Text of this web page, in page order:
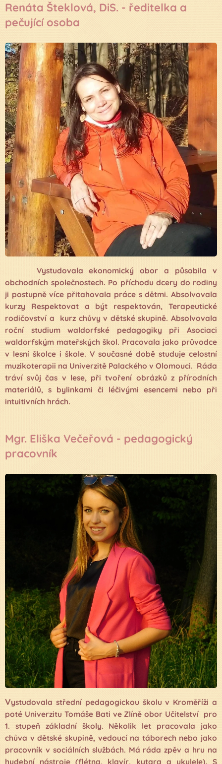
Renáta Šteklová, DiS. - ředitelka a
pečující osoba
Vystudovala ekonomický obor a působila v
obchodních společnostech. Po příchodu dcery do rodiny
ji postupně více přitahovala práce s dětmi. Absolvovala
kurzy Respektovat a být respektován, Terapeutické
rodičovství a kurz chůvy v dětské skupině. Absolvovala
roční studium waldorfské pedagogiky při Asociaci
waldorfským mateřských škol. Pracovala jako průvodce
v lesní školce i škole. V současné době studuje celostní
muzikoterapii na Univerzitě Palackého v Olomouci. Ráda
tráví svůj čas v lese, při tvoření obrázků z přírodních
materiálů, s bylinkami či léčivými esencemi nebo při
intuitivních hrách.
Mgr. Eliška Večeřová - pedagogický
pracovník
Vystudovala střední pedagogickou školu v Kroměříži a
poté Univerzitu Tomáše Bati ve Zlíně obor Učitelství pro
1. stupeň základní školy. Několik let pracovala jako
chůva v dětské skupině, vedoucí na táborech nebo jako
pracovník v sociálních službách. Má ráda zpěv a hru na
hudební nástroje (flétna, klavír, kytara a ukulele). S